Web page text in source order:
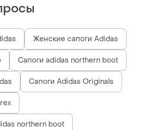
Женские сапоги Adidas
Сапоги adidas northern boot
Сапоги Adidas Originals
northern boot